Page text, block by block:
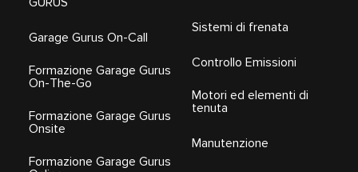
Garage Gurus On-Call
Formazione Garage Gurus
On-The-Go
Formazione Garage Gurus
Onsite
Formazione Garage Gurus
Sistemi di frenata
Controllo Emissioni
Motori ed elementi di
tenuta
Manutenzione